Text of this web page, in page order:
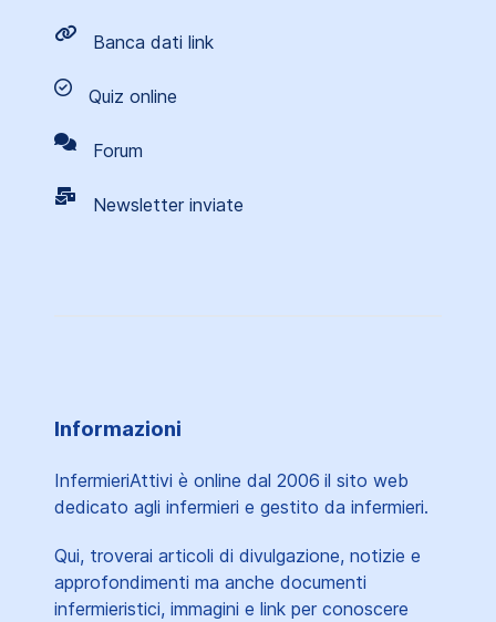
Banca dati link
Quiz online
Forum
Newsletter inviate
Informazioni
InfermieriAttivi è online dal 2006 il sito web
dedicato agli infermieri e gestito da infermieri.
Qui, troverai articoli di divulgazione, notizie e
approfondimenti ma anche documenti
infermieristici, immagini e link per conoscere